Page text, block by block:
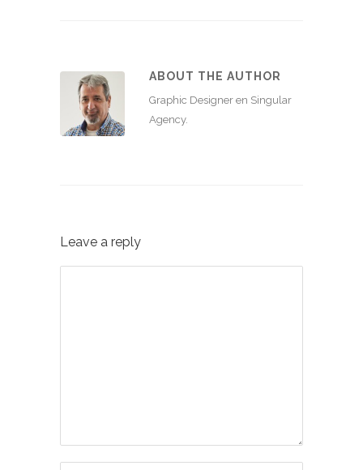
ABOUT THE AUTHOR
Graphic Designer en Singular
Agency.
Leave a reply